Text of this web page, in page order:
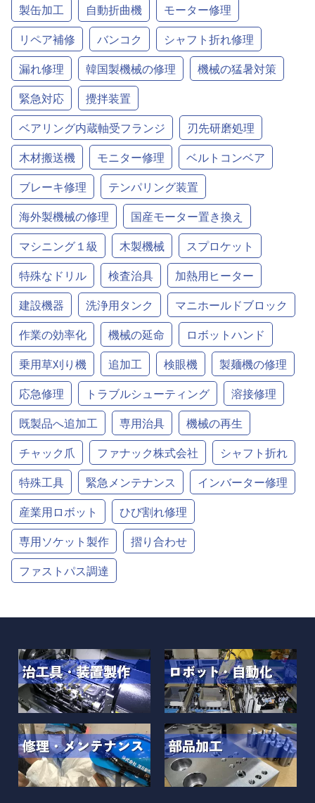
製缶加工
自動折曲機
モーター修理
リペア補修
バンコク
シャフト折れ修理
漏れ修理
韓国製機械の修理
機械の猛暑対策
緊急対応
攪拌装置
ベアリング内蔵軸受フランジ
刃先研磨処理
木材搬送機
モニター修理
ベルトコンベア
ブレーキ修理
テンパリング装置
海外製機械の修理
国産モーター置き換え
マシニング１級
木製機械
スプロケット
特殊なドリル
検査治具
加熱用ヒーター
建設機器
洗浄用タンク
マニホールドブロック
作業の効率化
機械の延命
ロボットハンド
乗用草刈り機
追加工 検眼機
製麺機の修理
応急修理
トラブルシューティング
溶接修理
既製品へ追加工
専用治具
機械の再生
チャック爪
ファナック株式会社
シャフト折れ
特殊工具
緊急メンテナンス
インバーター修理
産業用ロボット
ひび割れ修理
専用ソケット製作
摺り合わせ
ファストパス調達